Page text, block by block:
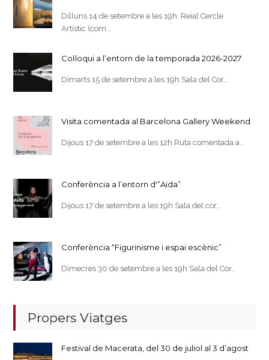
Dilluns 14 de setembre a les 19h Reial Cercle
Artístic (com…
Col·loqui a l’entorn de la temporada 2026-2027
Dimarts 15 de setembre a les 19h Sala del Cor…
Visita comentada al Barcelona Gallery Weekend
Dijous 17 de setembre a les 12h Ruta comentada a…
Conferència a l’entorn d'”Aida”
Dijous 17 de setembre a les 19h Sala del cor…
Conferència “Figurinisme i espai escènic”
Dimecres 30 de setembre a les 19h Sala del Cor…
Propers Viatges
Festival de Macerata, del 30 de juliol al 3 d’agost